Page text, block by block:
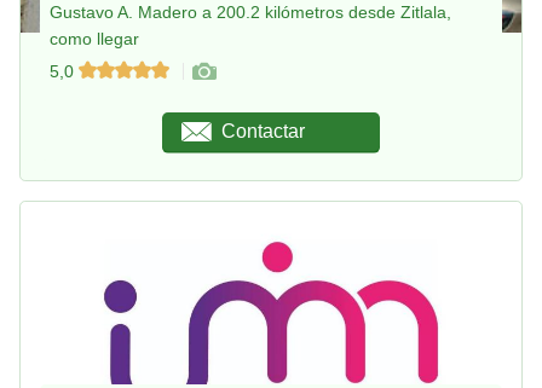
Gustavo A. Madero a 200.2 kilómetros desde Zitlala,
como llegar
5,0
Contactar